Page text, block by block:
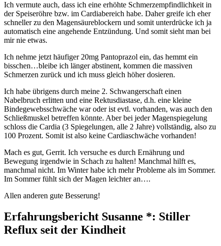
Ich vermute auch, dass ich eine erhöhte Schmerzempfindlichkeit in
der Speiseröhre bzw. im Cardiabereich habe. Daher greife ich eher
schneller zu den Magensäureblockern und somit unterdrücke ich ja
automatisch eine angehende Entzündung. Und somit sieht man bei
mir nie etwas.
Ich nehme jetzt häufiger 20mg Pantoprazol ein, das hemmt ein
bisschen…bleibe ich länger abstinent, kommen die massiven
Schmerzen zurück und ich muss gleich höher dosieren.
Ich habe übrigens durch meine 2. Schwangerschaft einen
Nabelbruch erlitten und eine Rektusdiastase, d.h. eine kleine
Bindegewebsschwäche war oder ist evtl. vorhanden, was auch den
Schließmuskel betreffen könnte. Aber bei jeder Magenspiegelung
schloss die Cardia (3 Spiegelungen, alle 2 Jahre) vollständig, also zu
100 Prozent. Somit ist also keine Cardiaschwäche vorhanden!
Mach es gut, Gerrit. Ich versuche es durch Ernährung und
Bewegung irgendwie in Schach zu halten! Manchmal hilft es,
manchmal nicht. Im Winter habe ich mehr Probleme als im Sommer.
Im Sommer fühlt sich der Magen leichter an….
Allen anderen gute Besserung!
Erfahrungsbericht Susanne *: Stiller
Reflux seit der Kindheit